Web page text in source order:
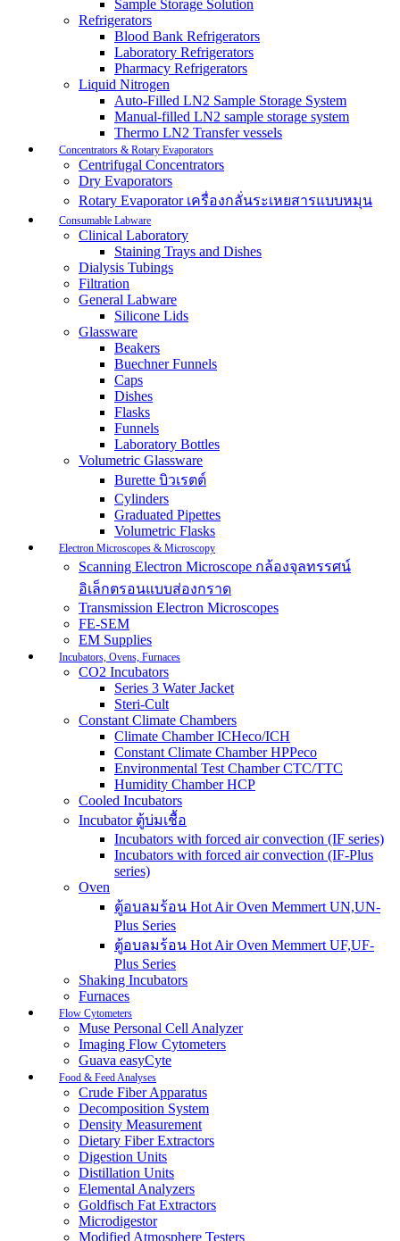
Sample Storage Solution
Refrigerators
Blood Bank Refrigerators
Laboratory Refrigerators
Pharmacy Refrigerators
Liquid Nitrogen
Auto-Filled LN2 Sample Storage System
Manual-filled LN2 sample storage system
Thermo LN2 Transfer vessels
Concentrators & Rotary Evaporators
Centrifugal Concentrators
Dry Evaporators
Rotary Evaporator เครื่องกลั่นระเหยสารแบบหมุน
Consumable Labware
Clinical Laboratory
Staining Trays and Dishes
Dialysis Tubings
Filtration
General Labware
Silicone Lids
Glassware
Beakers
Buechner Funnels
Caps
Dishes
Flasks
Funnels
Laboratory Bottles
Volumetric Glassware
Burette บิวเรตต์
Cylinders
Graduated Pipettes
Volumetric Flasks
Electron Microscopes & Microscopy
Scanning Electron Microscope กล้องจุลทรรศน์
อิเล็กตรอนแบบส่องกราด
Transmission Electron Microscopes
FE-SEM
EM Supplies
Incubators, Ovens, Furnaces
CO2 Incubators
Series 3 Water Jacket
Steri-Cult
Constant Climate Chambers
Climate Chamber ICHeco/ICH
Constant Climate Chamber HPPeco
Environmental Test Chamber CTC/TTC
Humidity Chamber HCP
Cooled Incubators
Incubator ตู้บ่มเชื้อ
Incubators with forced air convection (IF series)
Incubators with forced air convection (IF-Plus
series)
Oven
ตู้อบลมร้อน Hot Air Oven Memmert UN,UN-
Plus Series
ตู้อบลมร้อน Hot Air Oven Memmert UF,UF-
Plus Series
Shaking Incubators
Furnaces
Flow Cytometers
Muse Personal Cell Analyzer
Imaging Flow Cytometers
Guava easyCyte
Food & Feed Analyses
Crude Fiber Apparatus
Decomposition System
Density Measurement
Dietary Fiber Extractors
Digestion Units
Distillation Units
Elemental Analyzers
Goldfisch Fat Extractors
Microdigestor
Modified Atmosphere Testers